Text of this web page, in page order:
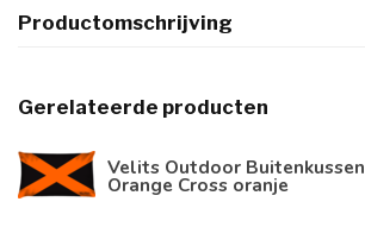
Productomschrijving
Gerelateerde producten
Velits Outdoor Buitenkussen
Orange Cross oranje